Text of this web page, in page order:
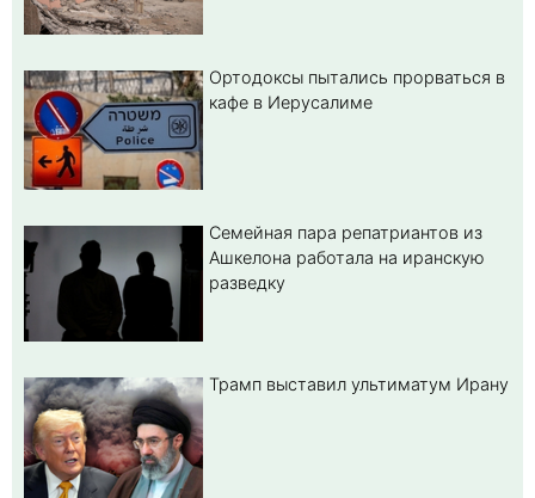
Ортодоксы пытались прорваться в
кафе в Иерусалиме
Семейная пара репатриантов из
Ашкелона работала на иранскую
разведку
Трамп выставил ультиматум Ирану